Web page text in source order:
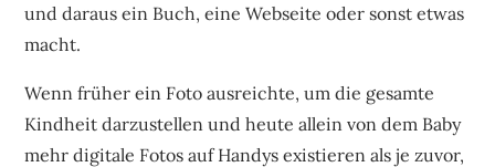
und daraus ein Buch, eine Webseite oder sonst etwas
macht.
Wenn früher ein Foto ausreichte, um die gesamte
Kindheit darzustellen und heute allein von dem Baby
mehr digitale Fotos auf Handys existieren als je zuvor,